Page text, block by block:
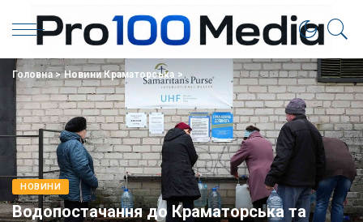
Головна>Новини Краматорська >
НОВИНИ
Водопостачання до Краматорська та